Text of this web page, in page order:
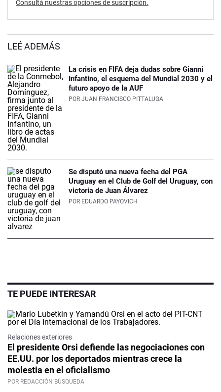
Consultá nuestras opciones de suscripción.
LEÉ ADEMÁS
La crisis en FIFA deja dudas sobre Gianni
Infantino, el esquema del Mundial 2030 y el
futuro apoyo de la AUF
POR JUAN FRANCISCO PITTALUGA
Se disputó una nueva fecha del PGA
Uruguay en el Club de Golf del Uruguay, con
victoria de Juan Álvarez
POR EDUARDO PAYOVICH
TE PUEDE INTERESAR
Relaciones exteriores
El presidente Orsi defiende las negociaciones con
EE.UU. por los deportados mientras crece la
molestia en el oficialismo
POR REDACCIÓN BÚSQUEDA